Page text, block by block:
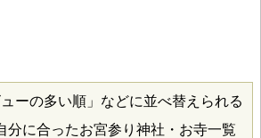
ーの多い順」などに並べ替えられる
分に合ったお宮参り神社・お寺一覧